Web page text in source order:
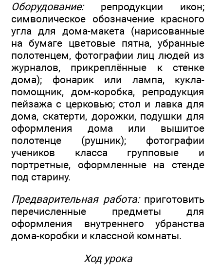
Оборудование:репродукции икон;
символическое обозначение красного
угла для дома-макета (нарисованные
на бумаге цветовые пятна, убранные
полотенцем, фотографии лиц людей из
журналов, прикреплённые к стенке
дома); фонарик или лампа, кукла-
помощник, дом-коробка, репродукция
пейзажа с церковью; стол и лавка для
дома, скатерти, дорожки, подушки для
оформления дома или вышитое
полотенце (рушник); фотографии
учеников класса групповые и
портретные, оформленные на стенде
под старину.
Предварительная работа:приготовить
перечисленные предметы для
оформления внутреннего убранства
дома-коробки и классной комнаты.
Ход урока